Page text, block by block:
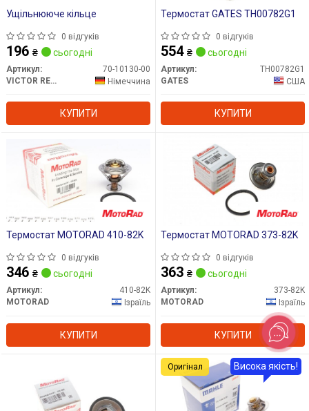
Ущільнююче кільце
0 відгуків
196 ₴ сьогодні
Артикул:
70-10130-00
VICTOR REINZ
Німеччина
КУПИТИ
Термостат GATES TH00782G1
0 відгуків
554 ₴ сьогодні
Артикул:
TH00782G1
GATES
США
КУПИТИ
Термостат MOTORAD 410-82K
0 відгуків
346 ₴ сьогодні
Артикул:
410-82K
MOTORAD
Ізраїль
КУПИТИ
Термостат MOTORAD 373-82K
0 відгуків
363 ₴ сьогодні
Артикул:
373-82K
MOTORAD
Ізраїль
КУПИТИ
Висока якість!
Оригінал